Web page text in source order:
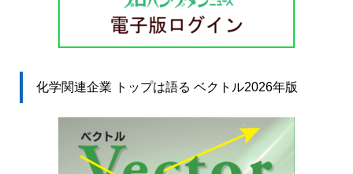
化学関連企業 トップは語る ベクトル2026年版